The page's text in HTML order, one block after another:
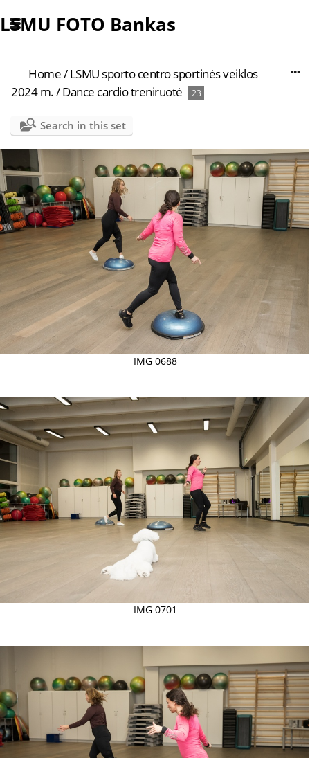
LSMU FOTO Bankas
Home/LSMU sporto centro sportinės veiklos
2024 m./Dance cardio treniruotė 23
Search in this set
IMG 0688
IMG 0701